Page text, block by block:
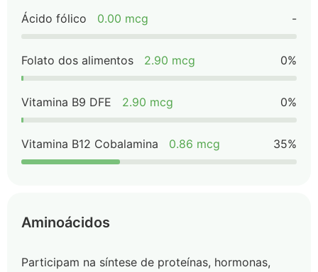
Ácido fólico 0.00 mcg -
Folato dos alimentos 2.90 mcg 0%
Vitamina B9 DFE 2.90 mcg 0%
Vitamina B12 Cobalamina 0.86 mcg 35%
Aminoácidos
Participam na síntese de proteínas, hormonas,